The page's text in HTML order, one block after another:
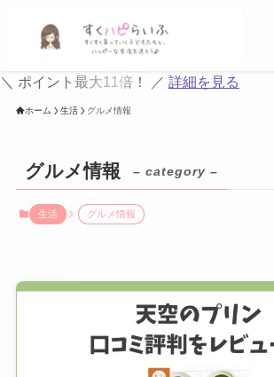
＼ ポイント最大11倍！ ／ 詳細を見る
ホーム 生活 グルメ情報
グルメ情報 – category –
生活 グルメ情報